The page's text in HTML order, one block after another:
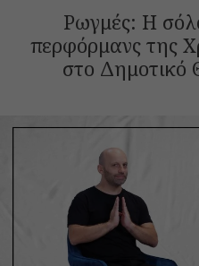
Ρωγμές: Η
περφόρμανς της
στο Δημοτικό